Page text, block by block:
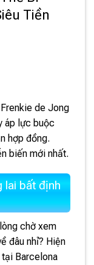
Tiền
de Jong
áp lực buộc
hợp đồng.
biến mới nhất.
lai bất định
chờ xem
đâu nhỉ? Hiện
Barcelona